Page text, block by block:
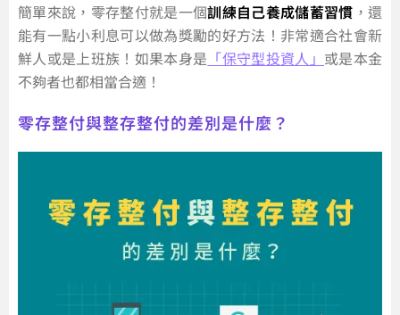
簡單來說，零存整付就是一個訓練自己養成儲蓄習慣 ，還
能有一點小利息可以做為獎勵的好方法！非常適合社會新
鮮人或是上班族！如果本身是 「保守型投資人」 或是本金
不夠者也都相當合適！
零存整付與整存整付的差別是什麼？